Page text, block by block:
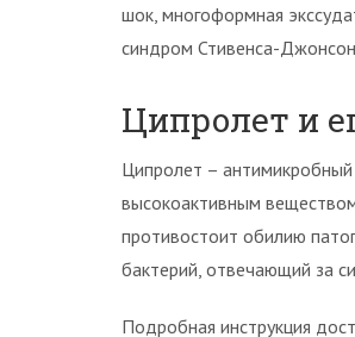
шок, многоформная
синдром Стивенса-
Ципролет и
Ципролет –
высокоактивным
противостоит обилию
бактерий, отвечающий за
Подробная инструкция